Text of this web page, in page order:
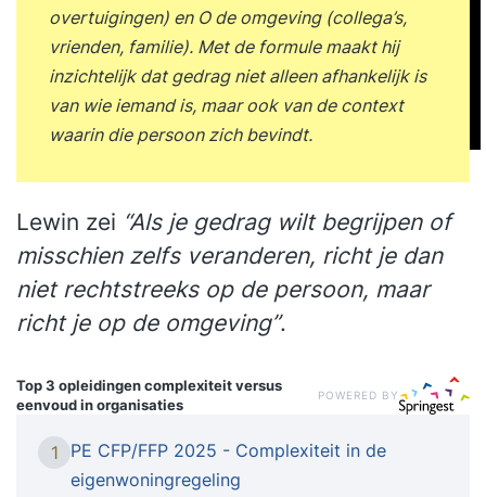
overtuigingen) en O de omgeving (collega’s,
vrienden, familie). Met de formule maakt hij
inzichtelijk dat gedrag niet alleen afhankelijk is
van wie iemand is, maar ook van de context
waarin die persoon zich bevindt.
Lewin zei “Als je gedrag wilt begrijpen of
misschien zelfs veranderen, richt je dan
niet rechtstreeks op de persoon, maar
richt je op de omgeving”.
Top 3 opleidingencomplexiteit versus
eenvoud in organisaties
POWERED BY
1
PE CFP/FFP 2025 - Complexiteit in de
eigenwoningregeling